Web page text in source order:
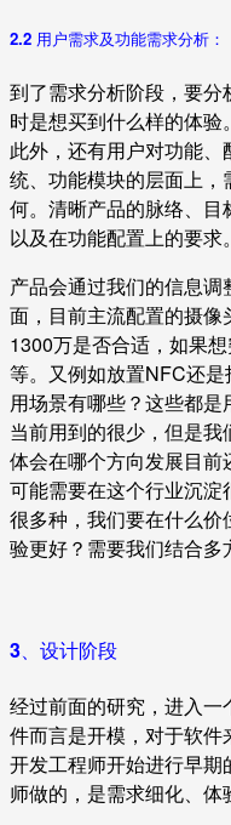
2.2 用户需求及功能需求分析：
到了需求分析阶段，要
时是想买到什么样的体验
此外，还有用户对功能
统、功能模块的层面上
何。清晰产品的脉络、
以及在功能配置上的要求。
产品会通过我们的信息
面，目前主流配置的摄
1300万是否合适，如果
等。又例如放置NFC还
用场景有哪些？这些都
当前用到的很少，但是
体会在哪个方向发展目前
可能需要在这个行业沉
很多种，我们要在什么
验更好？需要我们结合多
3、设计阶段
经过前面的研究，进入
件而言是开模，对于软件
开发工程师开始进行早
师做的，是需求细化、体